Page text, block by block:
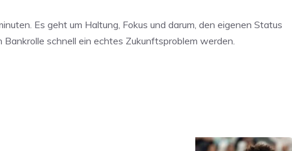
Es geht um Haltung, Fokus und darum, den eigenen Status
schnell ein echtes Zukunftsproblem werden.